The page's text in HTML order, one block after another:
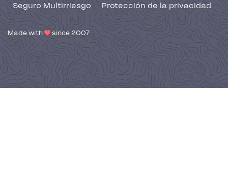
Seguro Multirriesgo
Protección de la privacidad
Made with since 2007